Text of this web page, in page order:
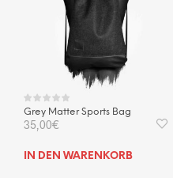
Grey Matter Sports Bag
35,00€
IN DEN WARENKORB